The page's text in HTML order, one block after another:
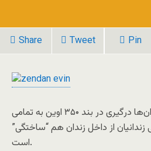
Share Tweet Pin
از نظر رئیس سازمان زندان‌ها درگیری در بند ۳۵۰ اوین به تمامی
زندانیان از داخل زندان هم “ساختگی”
است.